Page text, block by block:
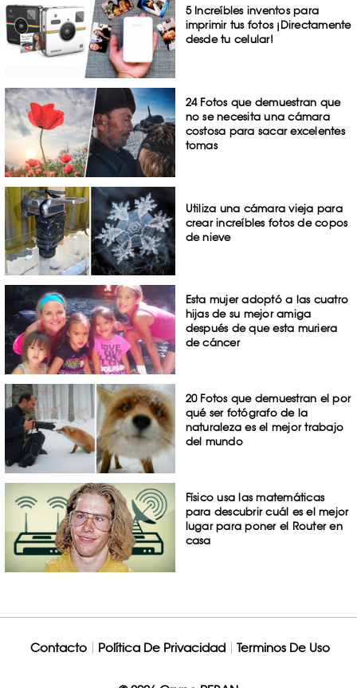
5 Increíbles inventos para
imprimir tus fotos ¡Directamente
desde tu celular!
24 Fotos que demuestran que
no se necesita una cámara
costosa para sacar excelentes
tomas
Utiliza una cámara vieja para
crear increíbles fotos de copos
de nieve
Esta mujer adoptó a las cuatro
hijas de su mejor amiga
después de que esta muriera
de cáncer
20 Fotos que demuestran el por
qué ser fotógrafo de la
naturaleza es el mejor trabajo
del mundo
Físico usa las matemáticas
para descubrir cuál es el mejor
lugar para poner el Router en
casa
Contacto Política De Privacidad Terminos De Uso